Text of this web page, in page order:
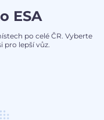
ESA
po celé ČR. Vyberte
pro lepší vůz.